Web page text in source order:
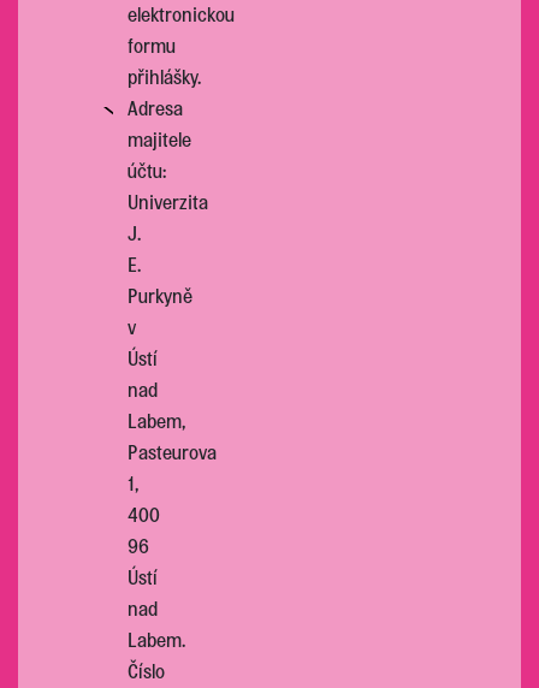
elektronickou
formu
přihlášky.
Adresa
majitele
účtu:
Univerzita
J.
E.
Purkyně
v
Ústí
nad
Labem,
Pasteurova
1,
400
96
Ústí
nad
Labem.
Číslo